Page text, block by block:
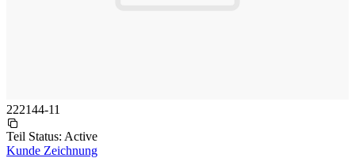
222144-11
Teil Status: Active
Kunde Zeichnung